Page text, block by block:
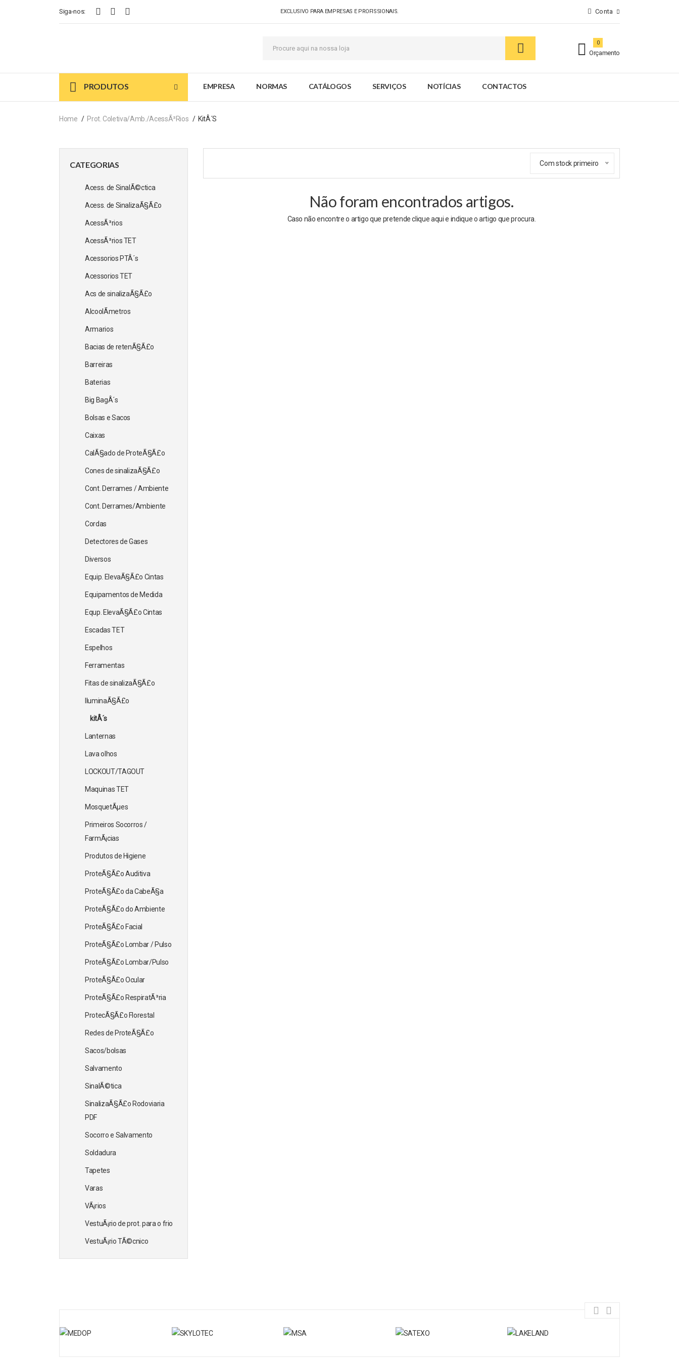
Siga-nos: EXCLUSIVO PARA EMPRESAS E PROFISSIONAIS. Conta
Orçamento
0
PRODUTOS EMPRESA NORMAS CATÁLOGOS SERVIÇOS NOTÍCIAS CONTACTOS
Home Prot. Coletiva/Amb./AcessÃ³rios KitÂ´s
CATEGORIAS
Acess. de SinalÃ©ctica
Acess. de SinalizaÃ§Ã£o
AcessÃ³rios
AcessÃ³rios TET
Acessorios PTÂ´s
Acessorios TET
Acs de sinalizaÃ§Ã£o
AlcoolÃ­metros
Armarios
Bacias de retenÃ§Ã£o
Barreiras
Baterias
Big BagÂ´s
Bolsas e Sacos
Caixas
CalÃ§ado de ProteÃ§Ã£o
Cones de sinalizaÃ§Ã£o
Cont. Derrames / Ambiente
Cont. Derrames/Ambiente
Cordas
Detectores de Gases
Diversos
Equip. ElevaÃ§Ã£o Cintas
Equipamentos de Medida
Equp. ElevaÃ§Ã£o Cintas
Escadas TET
Espelhos
Ferramentas
Fitas de sinalizaÃ§Ã£o
IluminaÃ§Ã£o
kitÂ´s
Lanternas
Lava olhos
LOCKOUT/TAGOUT
Maquinas TET
MosquetÃµes
Primeiros Socorros /
FarmÃ¡cias
Produtos de Higiene
ProteÃ§Ã£o Auditiva
ProteÃ§Ã£o da CabeÃ§a
ProteÃ§Ã£o do Ambiente
ProteÃ§Ã£o Facial
ProteÃ§Ã£o Lombar / Pulso
ProteÃ§Ã£o Lombar/Pulso
ProteÃ§Ã£o Ocular
ProteÃ§Ã£o RespiratÃ³ria
ProtecÃ§Ã£o Florestal
Redes de ProteÃ§Ã£o
Sacos/bolsas
Salvamento
SinalÃ©tica
SinalizaÃ§Ã£o Rodoviaria
PDF
Socorro e Salvamento
Soldadura
Tapetes
Varas
VÃ¡rios
VestuÃ¡rio de prot. para o frio
VestuÃ¡rio TÃ©cnico
Com stock primeiro
Não foram encontrados artigos.
Caso não encontre o artigo que pretende cliqueaquie indique o artigo que procura.